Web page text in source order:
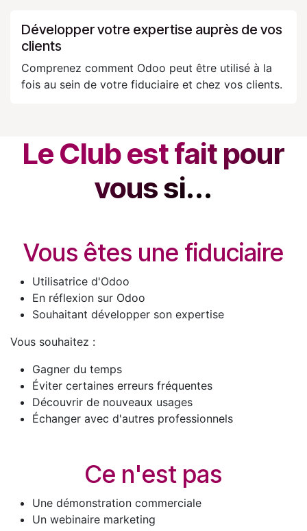
Développer votre expertise auprès de vos
clients
Comprenez comment Odoo peut être utilisé à la
fois au sein de votre fiduciaire et chez vos clients.
Le Club est fait pour
vous si...
Vous êtes une fiduciaire
Utilisatrice d'Odoo
En réflexion sur Odoo
Souhaitant développer son expertise
Vous souhaitez :
Gagner du temps
Éviter certaines erreurs fréquentes
Découvrir de nouveaux usages
Échanger avec d'autres professionnels
Ce n'est pas
Une démonstration commerciale
Un webinaire marketing